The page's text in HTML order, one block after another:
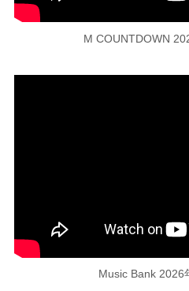
M COUNTDOWN
Music Bank 2026